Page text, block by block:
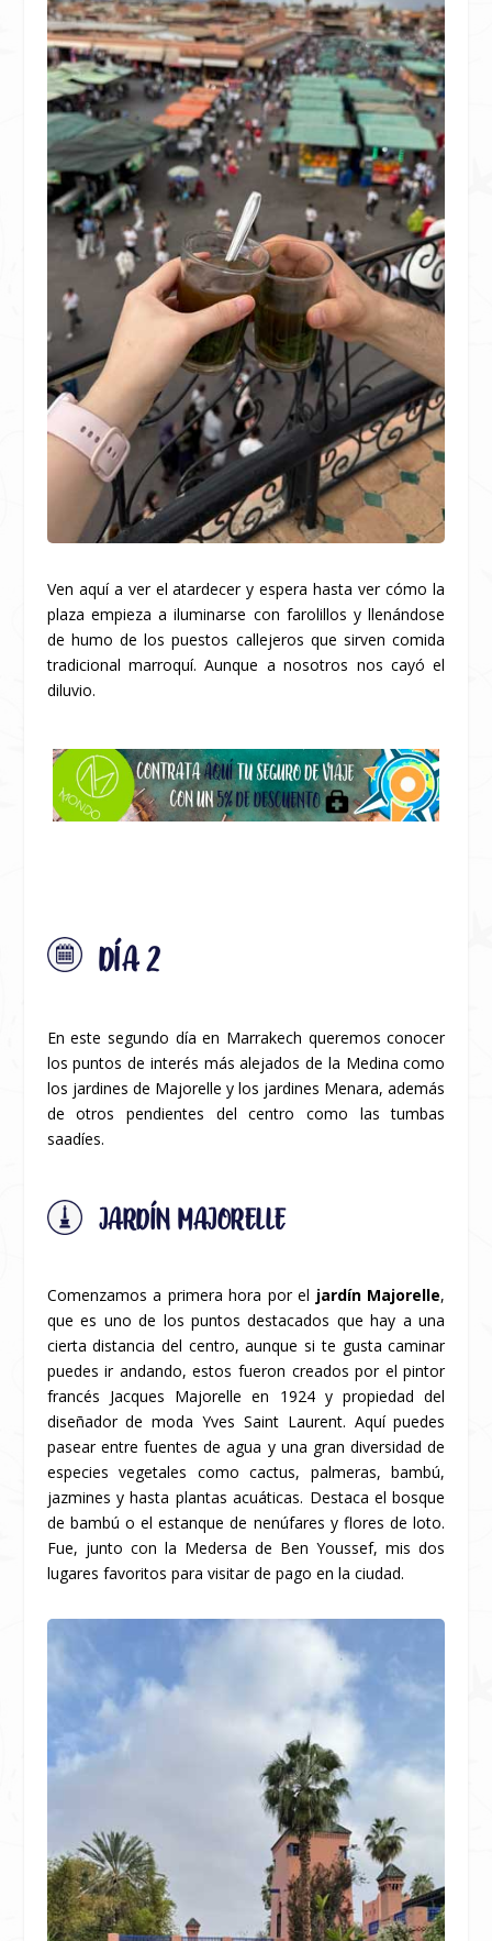
Ven aquí a ver el atardecer y espera hasta ver cómo la
plaza empieza a iluminarse con farolillos y llenándose
de humo de los puestos callejeros que sirven comida
tradicional marroquí. Aunque a nosotros nos cayó el
diluvio.
DÍA 2
En este segundo día en Marrakech queremos conocer
los puntos de interés más alejados de la Medina como
los jardines de Majorelle y los jardines Menara, además
de otros pendientes del centro como las tumbas
saadíes.
JARDÍN MAJORELLE
Comenzamos a primera hora por el jardín Majorelle,
que es uno de los puntos destacados que hay a una
cierta distancia del centro, aunque si te gusta caminar
puedes ir andando, estos fueron creados por el pintor
francés Jacques Majorelle en 1924 y propiedad del
diseñador de moda Yves Saint Laurent. Aquí puedes
pasear entre fuentes de agua y una gran diversidad de
especies vegetales como cactus, palmeras, bambú,
jazmines y hasta plantas acuáticas. Destaca el bosque
de bambú o el estanque de nenúfares y flores de loto.
Fue, junto con la Medersa de Ben Youssef, mis dos
lugares favoritos para visitar de pago en la ciudad.